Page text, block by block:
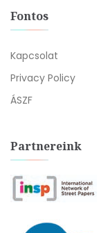
Fontos
Kapcsolat
Privacy Policy
ÁSZF
Partnereink